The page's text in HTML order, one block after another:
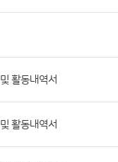
활동내역서
활동내역서